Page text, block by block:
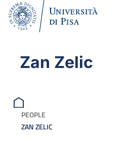
Zan Zelic
PEOPLE
ZAN ZELIC